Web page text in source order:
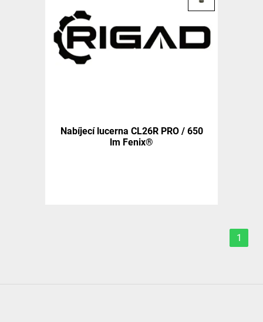
Nabíjecí lucerna CL26R PRO / 650
lm Fenix®
1